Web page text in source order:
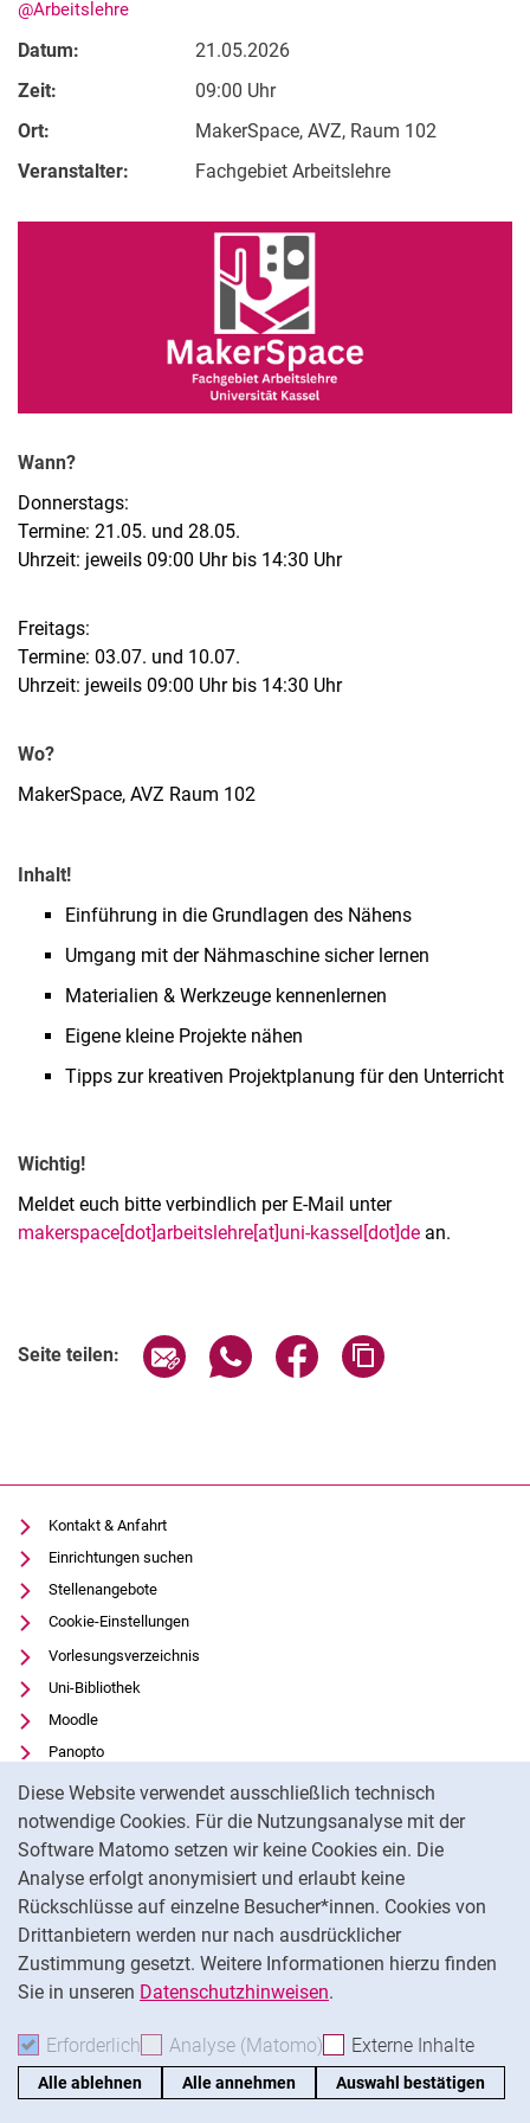
Diese Website verwendet ausschließlich technisch
notwendige Cookies. Für die Nutzungsanalyse mit der
Software Matomo setzen wir keine Cookies ein. Die
Analyse erfolgt anonymisiert und erlaubt keine
Rückschlüsse auf einzelne Besucher*innen. Cookies von
Drittanbietern werden nur nach ausdrücklicher
Zustimmung gesetzt. Weitere Informationen hierzu finden
Sie in unseren Datenschutzhinweisen.
Erforderlich Erforderliche Cookies akzeptieren
Analyse (Matomo) Analyse-Cookies
Externe Inhalte
Alle ablehnen Alle annehmen Auswahl bestätigen
@Arbeitslehre
Datum:
21.05.2026
Zeit:
09:00 Uhr
Ort:
MakerSpace, AVZ, Raum 102
Veranstalter:
Fachgebiet Arbeitslehre
Wann?
Donnerstags:
Termine: 21.05. und 28.05.
Uhrzeit: jeweils 09:00 Uhr bis 14:30 Uhr
Freitags:
Termine: 03.07. und 10.07.
Uhrzeit: jeweils 09:00 Uhr bis 14:30 Uhr
Wo?
MakerSpace, AVZ Raum 102
Inhalt!
Einführung in die Grundlagen des Nähens
Umgang mit der Nähmaschine sicher lernen
Materialien & Werkzeuge kennenlernen
Eigene kleine Projekte nähen
Tipps zur kreativen Projektplanung für den Unterricht
Wichtig!
Meldet euch bitte verbindlich per E-Mail unter
makerspace[dot]arbeitslehre[at]uni-kassel[dot]de an.
Seite teilen: Seite über E-Mail teilen
Seite über WhatsApp teilen
Seite über Facebook
Kontakt & Anfahrt
Einrichtungen suchen
Stellenangebote
Cookie-Einstellungen
Vorlesungsverzeichnis
Uni-Bibliothek
Moodle
Panopto
Datenschutz
Barrierefreiheit
Transparenter KI-Einsatz
Impressum
Externer Link: Universität Kassel auf
Facebook(öffnet neues Fenster)
Externer Link: Universität Kassel auf
Instagram (öffnet neues Fenster)